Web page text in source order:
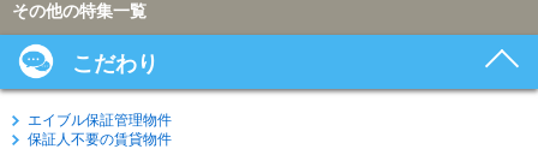
その他の特集一覧
こだわり
エイブル保証管理物件
保証人不要の賃貸物件